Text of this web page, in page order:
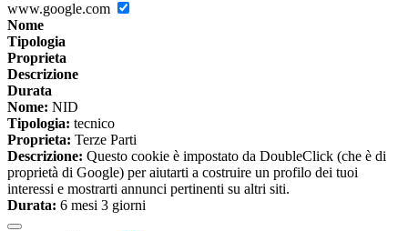
www.google.com
Nome
Tipologia
Proprieta
Descrizione
Durata
Nome: NID
Tipologia: tecnico
Proprieta: Terze Parti
Descrizione: Questo cookie è impostato da DoubleClick (che è di
proprietà di Google) per aiutarti a costruire un profilo dei tuoi
interessi e mostrarti annunci pertinenti su altri siti.
Durata: 6 mesi 3 giorni